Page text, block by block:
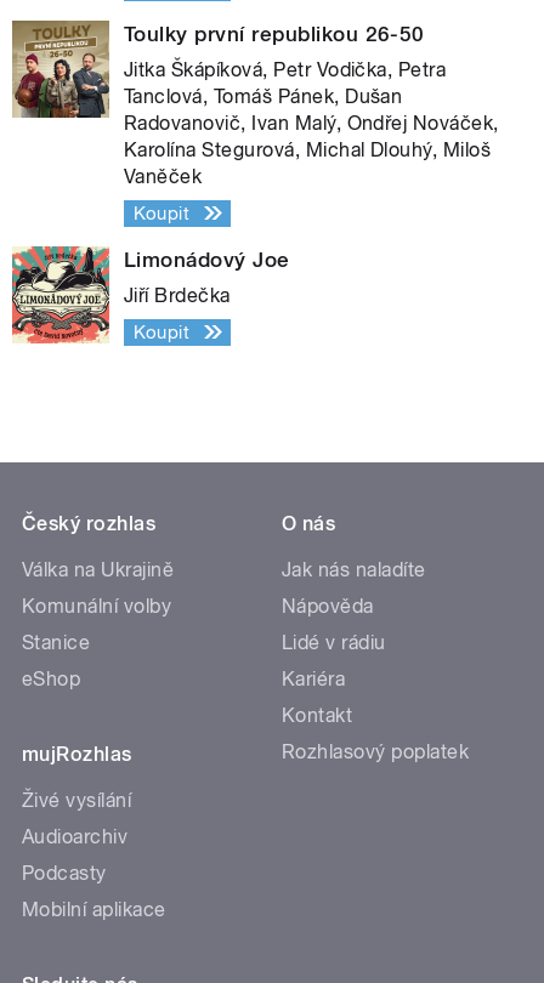
Toulky první republikou 26-50
Jitka Škápíková, Petr Vodička, Petra
Tanclová, Tomáš Pánek, Dušan
Radovanovič, Ivan Malý, Ondřej Nováček,
Karolína Stegurová, Michal Dlouhý, Miloš
Vaněček
Koupit
Limonádový Joe
Jiří Brdečka
Koupit
Český rozhlas
Válka na Ukrajině
Komunální volby
Stanice
eShop
mujRozhlas
Živé vysílání
Audioarchiv
Podcasty
Mobilní aplikace
O nás
Jak nás naladíte
Nápověda
Lidé v rádiu
Kariéra
Kontakt
Rozhlasový poplatek